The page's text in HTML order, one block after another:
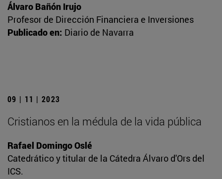
Álvaro Bañón Irujo
Profesor de Dirección Financiera e Inversiones
Publicado en: Diario de Navarra
09 | 11 | 2023
Cristianos en la médula de la vida pública
Rafael Domingo Oslé
Catedrático y titular de la Cátedra Álvaro d'Ors del
ICS.